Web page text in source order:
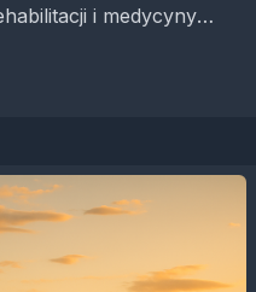
i medycyny
rozpoczął
po...